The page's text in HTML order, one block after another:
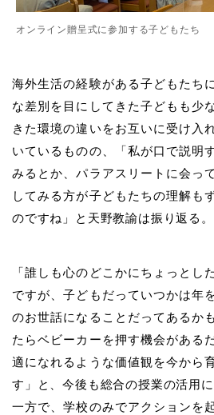
オンライン贈呈式に参加する子どもたち
海外生活の経験がある子どもたち
な差別を目にしてきた子どもも少
きた環境の違いをお互いに受け入
いているものの、「私が口で説明
みるとか、パラアスリートに会っ
してみる方が子どもたちの理解も
のですね」と天野教諭は振り返る。
「誰しも心のどこかにちょっとし
ですが、子どもだっていつかは年
のお世話になることだってあるか
たらベビーカーを押す機会がある
適になれるような価値観を今から
す」と、今後も総合の授業の活用に
一方で、学校のみでアクションを